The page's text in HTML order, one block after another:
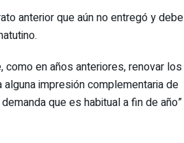
anterior que aún no entregó y debe
como en años anteriores, renovar los
impresión complementaria de
que es habitual a fin de año”